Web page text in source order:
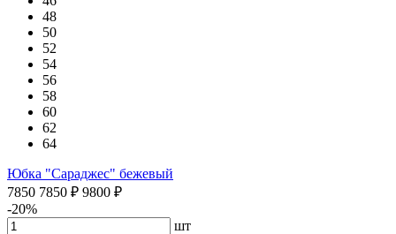
48
50
52
54
56
58
60
62
64
Юбка "Сараджес" бежевый
7850 7850 ₽ 9800 ₽
-20%
шт